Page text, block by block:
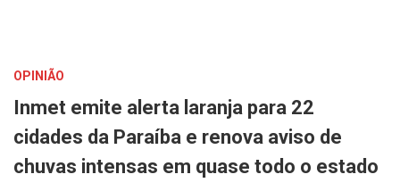
OPINIÃO
Inmet emite alerta laranja para 22
cidades da Paraíba e renova aviso de
chuvas intensas em quase todo o estado